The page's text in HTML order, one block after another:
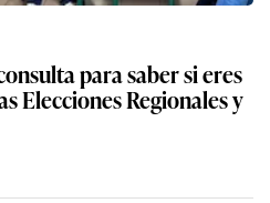
para saber si eres
Elecciones Regionales y